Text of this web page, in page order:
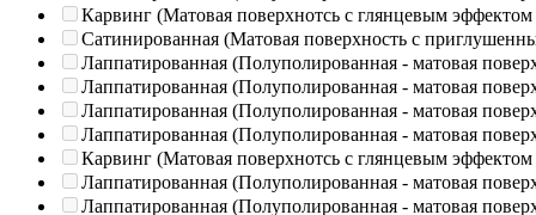
Карвинг (Матовая поверхнотсь с глянцевым эффектом
Сатинированная (Матовая поверхность с
Лаппатированная (Полуполированная - матовая
Лаппатированная (Полуполированная - матовая
Лаппатированная (Полуполированная - матовая
Лаппатированная (Полуполированная - матовая
Карвинг (Матовая поверхнотсь с глянцевым эффектом
Лаппатированная (Полуполированная - матовая
Лаппатированная (Полуполированная - матовая